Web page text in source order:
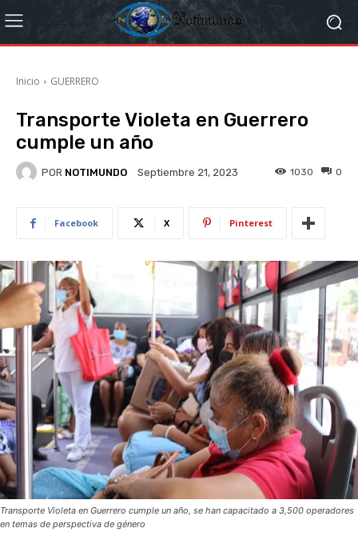
Inicio GUERRERO
Transporte Violeta en Guerrero
cumple un año
POR NOTIMUNDO Septiembre 21, 2023 0
1030
Facebook X Pinterest
Transporte Violeta en Guerrero cumple un año, se han capacitado a 3,500 operadores
en temas de perspectiva de género